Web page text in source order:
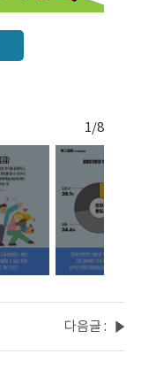
1/8
다음글 :
2025-